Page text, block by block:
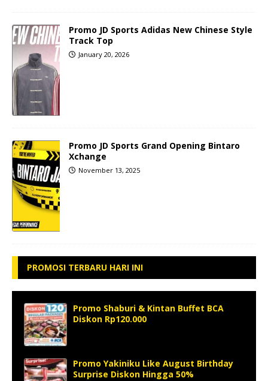
Promo JD Sports Adidas New Chinese Style
Track Top
January 20, 2026
Promo JD Sports Grand Opening Bintaro
Xchange
November 13, 2025
PROMOSI TERBARU HARI INI
Promo Shaburi & Kintan Buffet BCA
Diskon Rp120.000
Promo Yakiniku Like August Birthday
Surprise Diskon Hingga 50%